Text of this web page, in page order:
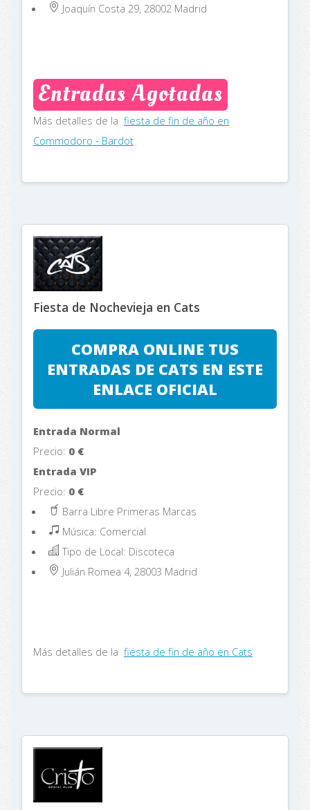
Joaquín Costa 29, 28002 Madrid
Entradas Agotadas
Más detalles de la fiesta de fin de año en
Commodoro - Bardot
Fiesta de Nochevieja en Cats
COMPRA ONLINE TUS
ENTRADAS DE CATS EN ESTE
ENLACE OFICIAL
Entrada Normal
Precio: 0 €
Entrada VIP
Precio: 0 €
Barra Libre Primeras Marcas
Música: Comercial
Tipo de Local: Discoteca
Julián Romea 4, 28003 Madrid
Más detalles de la fiesta de fin de año en Cats